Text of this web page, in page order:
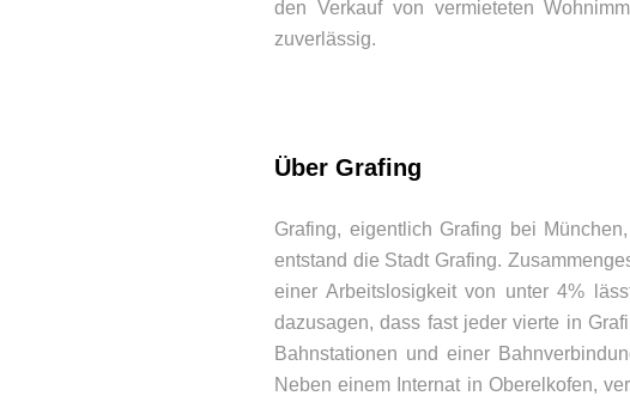
den Verkauf von vermieteten
zuverlässig.
Über Grafing
Grafing, eigentlich Grafing bei
entstand die Stadt Grafing.
einer Arbeitslosigkeit von unter 4%
dazusagen, dass fast jeder vierte in
Bahnstationen und einer
Neben einem Internat in Oberelkofen,